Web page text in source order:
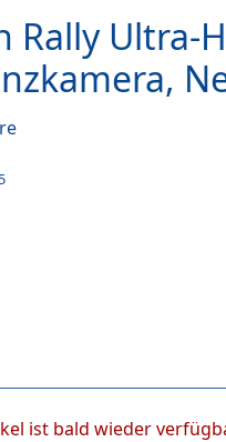
Rally Ultra-
ist bald wieder